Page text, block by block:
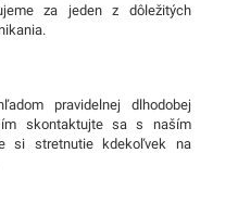
za jeden z dôležitých
pravidelnej dlhodobej
skontaktujte sa s naším
si stretnutie kdekoľvek na